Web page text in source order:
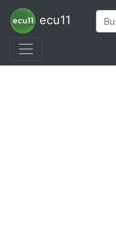
ecu11